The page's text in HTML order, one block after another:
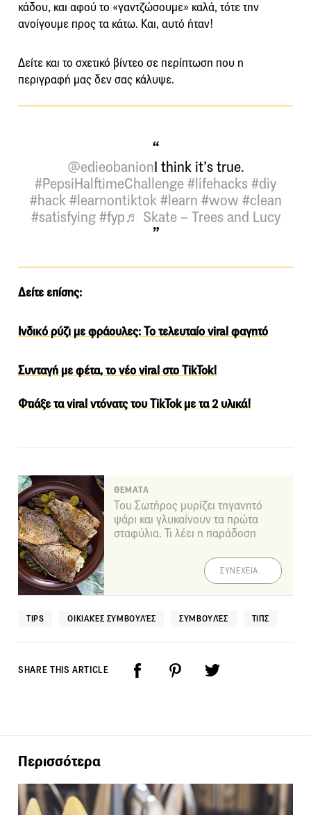
κάδου, και αφού το «γαντζώσουμε» καλά, τότε την
ανοίγουμε προς τα κάτω. Και, αυτό ήταν!
Δείτε και το σχετικό βίντεο σε περίπτωση που η
περιγραφή μας δεν σας κάλυψε.
@edieobanionI think it’s true.
#PepsiHalftimeChallenge#lifehacks#diy
#hack #learnontiktok #learn #wow #clean
#satisfying #fyp♬ Skate – Trees and Lucy
Δείτε επίσης:
Ινδικό ρύζι με φράουλες: Το τελευταίο viral φαγητό
Συνταγή με φέτα, το νέο viral στο ΤikTok!
Φτιάξε τα viral ντόνατς του ΤikTok με τα 2 υλικά!
ΘΕΜΑΤΑ
Του Σωτήρος μυρίζει τηγανητό
ψάρι και γλυκαίνουν τα πρώτα
σταφύλια. Τι λέει η παράδοση
ΣΥΝΕΧΕΙΑ
TIPS ΟΙΚΙΑΚΈΣ ΣΥΜΒΟΥΛΈΣ ΣΥΜΒΟΥΛΈΣ ΤΙΠΣ
SHARE THIS ARTICLE
Περισσότερα